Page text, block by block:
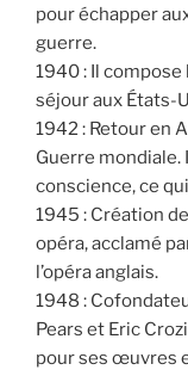
pour échapper
guerre.
1940 : Il compose
séjour aux États-
1942 : Retour en
Guerre mondiale.
conscience, ce
1945 : Création
opéra, acclamé
l’opéra anglais.
1948 :
Pears et Eric
pour ses œuvres